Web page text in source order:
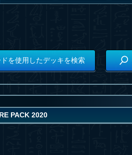
を使用したデッキを検索
PACK 2020